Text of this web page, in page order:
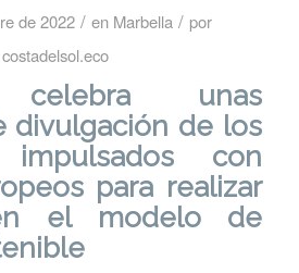
de 2022 / en Marbella / por
costadelsol.eco
celebra unas
divulgación de los
impulsados con
para realizar
el modelo de